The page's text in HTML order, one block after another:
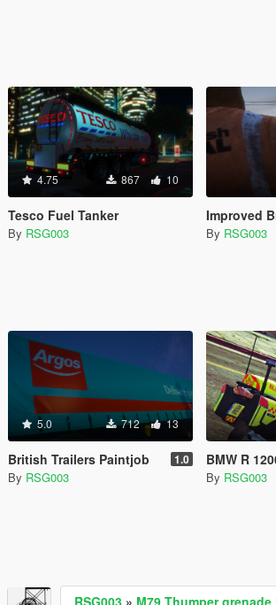
4.75 867 10
Tesco Fuel Tanker
By RSG003
Improved British
By RSG003
5.0 712 13
British Trailers Paintjob 1.0
By RSG003
BMW R 1200RT
By RSG003
RSG003 » M79 Thumper